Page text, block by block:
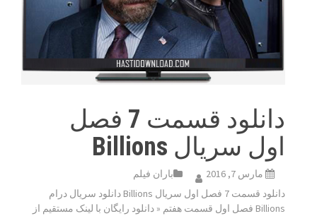
دانلود قسمت 7 فصل
اول سریال Billions
مارس 7, 2016
باران فیلم
دانلود قسمت 7 فصل اول سریال Billions دانلود سریال درام
Billions فصل اول قسمت هفتم « دانلود رایگان با لینک مستقیم از